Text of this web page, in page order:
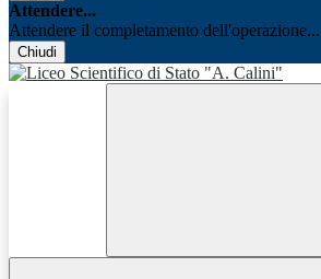
Attendere...
Attendere il completamento dell'operazione...
Chiudi